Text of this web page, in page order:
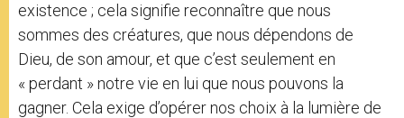
existence ; cela signifie reconnaître que nous
sommes des créatures, que nous dépendons de
Dieu, de son amour, et que c’est seulement en
« perdant » notre vie en lui que nous pouvons la
gagner. Cela exige d’opérer nos choix à la lumière de